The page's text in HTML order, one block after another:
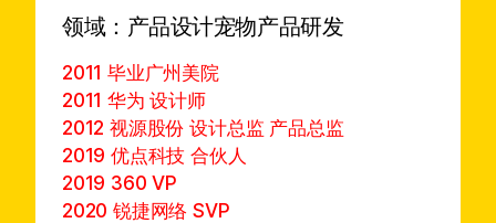
领域： 产品设计宠物产品研发
2011 毕业广州美院
2011 华为 设计师
2012 视源股份 设计总监 产品总监
2019 优点科技 合伙人
2019 360 VP
2020 锐捷网络 SVP